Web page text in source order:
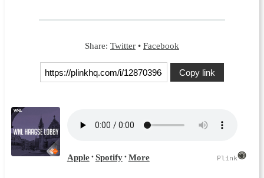
Share: Twitter • Facebook
Copy link